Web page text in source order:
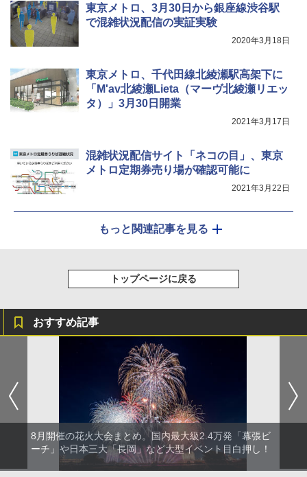
ポインターライト 強力 小型 緑色/赤色/青紫色
USB充電式 高精度 超長距離照射 長時間使用
可能 安全ロック付き 高安全性 金属製耐久 コ
ンパクト多機能設計 持ち運び便利 アウトド
￥1,180
東京メトロ、3月30日から銀座線渋谷駅
で混雑状況配信の実証実験
2020年3月18日
東京メトロ、千代田線北綾瀬駅高架下に
「M'av北綾瀬Lieta（マーヴ北綾瀬リエッ
タ）」3月30日開業
2021年3月17日
混雑状況配信サイト「ネコの目」、東京
メトロ定期券売り場が確認可能に
2021年3月22日
もっと関連記事を見る
トップページに戻る
おすすめ記事
8月開催の花火大会まとめ。国内最大級2.4万発「幕張ビ
ーチ」や日本三大「長岡」など大型イベント目白押し！